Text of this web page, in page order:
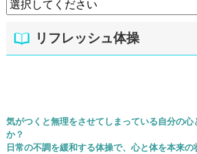
リフレッシュ体操
気がつくと無理をさせてしまっている自分の
か？
日常の不調を緩和する体操で、心と体を本来